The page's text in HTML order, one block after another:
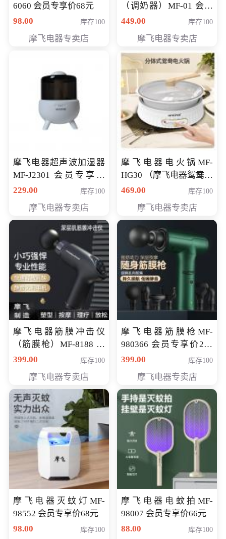
6060 会员专享价68元
98.00
库存100
摩飞电器专卖店
（调奶器）MF-01 会员
专享价366元
449.00 库存100
摩飞电器专卖店
摩飞电器超声波加湿器
MF-J2301 会员专享价
168元
229.00 库存100
摩飞电器专卖店
摩飞电器电火锅MF-
HG30 （摩飞电器鸳鸯锅
MF-HG30 ） 会员专享价
469.00 库存100
摩飞电器专卖店
摩飞电器筋膜冲击仪
（筋膜枪）MF-8188 会
员专享价268元
399.00 库存100
摩飞电器专卖店
摩飞电器筋膜枪MF-
980366 会员专享价299
元
399.00 库存100
摩飞电器专卖店
摩飞电器灭蚊灯MF-
98552 会员专享价68元
98.00
库存100
摩飞电器电蚊拍MF-
98007 会员专享价66元
88.00
库存100